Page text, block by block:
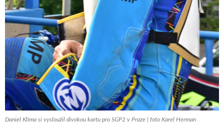
Daniel Klíma si vysloužil divokou kartu pro SGP2 v Praze | foto Karel Herman